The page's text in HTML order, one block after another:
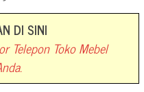
DI SINI
Telepon Toko Mebel